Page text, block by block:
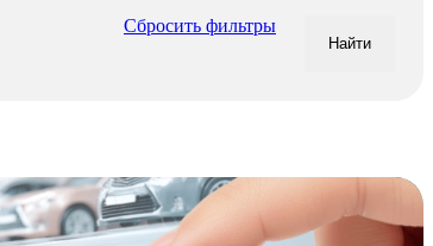
Сбросить фильтры
Найти